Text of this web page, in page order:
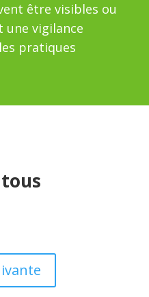
être visibles ou
une vigilance
pratiques